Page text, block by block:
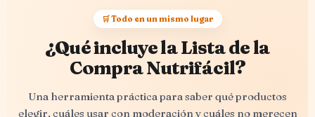
🛒 Todo en un mismo lugar
¿Qué incluye la Lista de la
Compra Nutrifácil?
Una herramienta práctica para saber qué productos
elegir, cuáles usar con moderación y cuáles no merecen